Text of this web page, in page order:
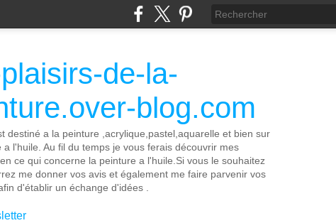
de-la-
blog.com
destiné a la peinture ,acrylique,pastel,aquarelle et bien sur
a l'huile. Au fil du temps je vous ferais découvrir mes
ce qui concerne la peinture a l'huile.Si vous le souhaitez
me donner vos avis et également me faire parvenir vos
d'établir un échange d'idées .